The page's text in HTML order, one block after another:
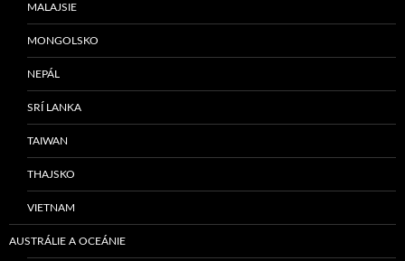
MALAJSIE
MONGOLSKO
NEPÁL
SRÍ LANKA
TAIWAN
THAJSKO
VIETNAM
AUSTRÁLIE A OCEÁNIE